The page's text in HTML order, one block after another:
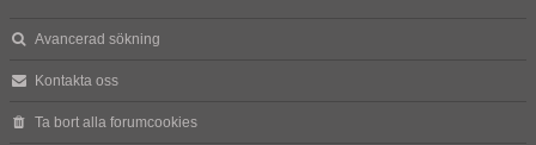
Avancerad sökning
Kontakta oss
Ta bort alla forumcookies